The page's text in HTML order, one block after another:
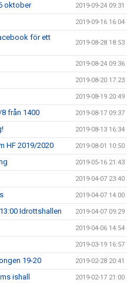
oktober 2019-09-24 09:31
2019-09-16 16:04
för ett
2019-08-28 18:53
2019-08-24 09:36
2019-08-20 17:23
2019-08-19 20:49
från 1400 2019-08-17 09:37
2019-08-13 16:34
HF 2019/2020 2019-08-01 10:50
2019-05-16 21:43
2019-04-07 23:40
2019-04-07 14:00
Idrottshallen 2019-04-07 09:29
2019-04-06 14:54
2019-03-19 16:57
19-20 2019-02-28 20:41
ishall 2019-02-17 21:00